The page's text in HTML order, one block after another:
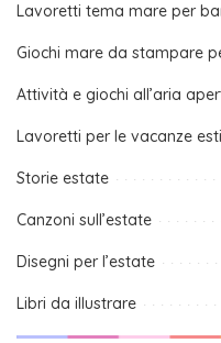
Lavoretti tema mare per
Giochi mare da stampare
Attività e giochi all’aria
Lavoretti per le vacanze
Storie estate
Canzoni sull’estate
Disegni per l’estate
Libri da illustrare